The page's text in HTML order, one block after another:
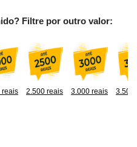
Filtre por outro valor:
reais 2.500 reais 3.000 reais 3.500